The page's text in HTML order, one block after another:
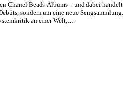
Chanel Beads-Albums – und dabei handelt
sondern um eine neue Songsammlung.
an einer Welt,…